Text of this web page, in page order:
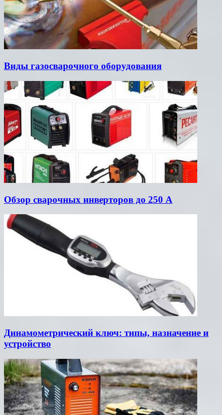
Виды газосварочного оборудования
Обзор сварочных инверторов до 250 А
Динамометрический ключ: типы, назначение и
устройство